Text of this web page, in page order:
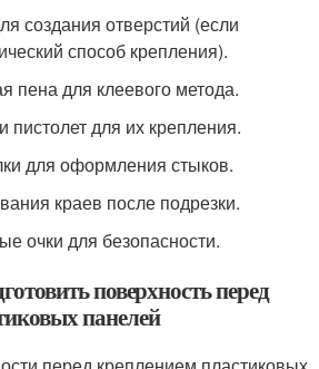
создания отверстий (если
способ крепления).
пена для клеевого метода.
для их крепления.
для оформления стыков.
краев после подрезки.
очки для безопасности.
поверхность перед
панелей